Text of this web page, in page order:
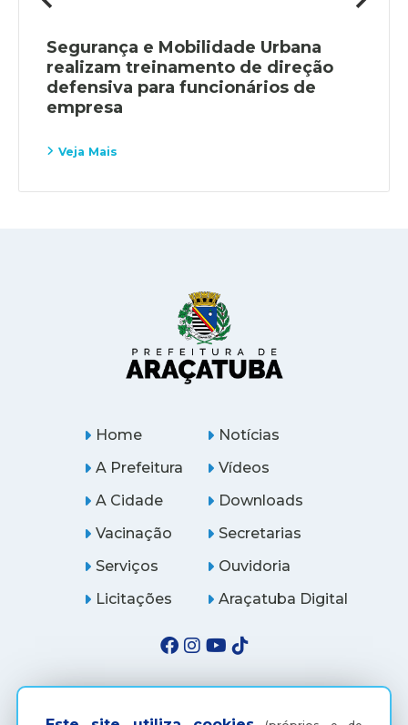
Segurança e Mobilidade Urbana
realizam treinamento de direção
defensiva para funcionários de
empresa
Veja Mais
Home
A Prefeitura
A Cidade
Notícias
Vídeos
Downloads
Vacinação
Serviços
Licitações
Secretarias
Ouvidoria
Araçatuba Digital